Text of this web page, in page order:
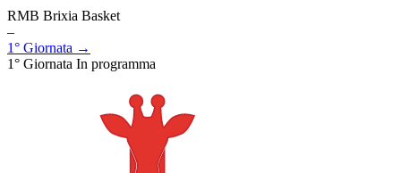
RMB Brixia Basket
–
1° Giornata →
1° Giornata In programma